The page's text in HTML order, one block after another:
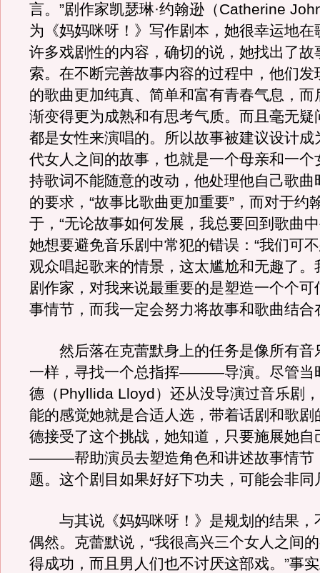
言。”剧作家凯瑟琳·约翰逊（Catherine
为《妈妈咪呀！》写作剧本，她很幸运地在
许多戏剧性的内容，确切的说，她找出了故
索。在不断完善故事内容的过程中，他们发
的歌曲更加纯真、简单和富有青春气息，而
渐变得更为成熟和有思考气质。而且毫无疑
都是女性来演唱的。所以故事被建议设计成
代女人之间的故事，也就是一个母亲和一个
持歌词不能随意的改动，他处理他自己歌曲
的要求，“故事比歌曲更加重要”，而对于约
于，“无论故事如何发展，我总要回到歌曲
她想要避免音乐剧中常犯的错误：“我们可
观众唱起歌来的情景，这太尴尬和无趣了。
剧作家，对我来说最重要的是塑造一个个可
事情节，而我一定会努力将故事和歌曲结合
然后落在克蕾默身上的任务是像所有音
一样，寻找一个总指挥―――导演。尽管当
德（Phyllida Lloyd）还从没导演过音乐剧
能的感觉她就是合适人选，带着话剧和歌剧
德接受了这个挑战，她知道，只要施展她自
―――帮助演员去塑造角色和讲述故事情节
题。这个剧目如果好好下功夫，可能会非同
与其说《妈妈咪呀！》是规划的结果，
偶然。克蕾默说，“我很高兴三个女人之间
得成功，而且男人们也不讨厌这部戏。”事